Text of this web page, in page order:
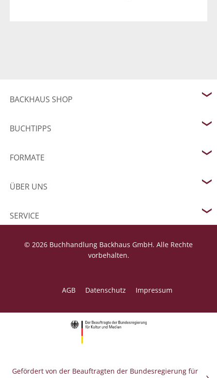
BACKHAUS SHOP
BUCHTIPPS
FORMATE
ÜBER UNS
SERVICE
© 2026 Buchhandlung Backhaus GmbH. Alle Rechte
vorbehalten.
AGB Datenschutz Impressum
Gefördert von der Beauftragten der Bundesregierung für